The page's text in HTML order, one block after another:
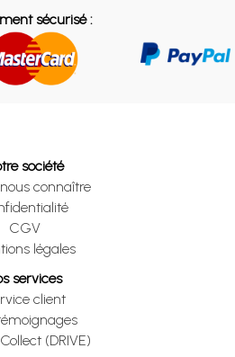
sécurisé :
société
connaître
CGV
légales
services
client
(DRIVE)